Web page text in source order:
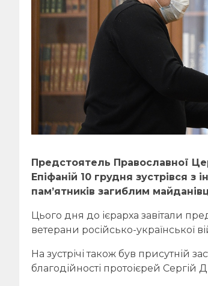
Предстоятель Православної
Епіфаній 10 грудня зустрівся
пам’ятників загиблим
Цього дня до ієрарха завітали
ветерани російсько-української
На зустрічі також був присутній
благодійності протоієрей Сергій